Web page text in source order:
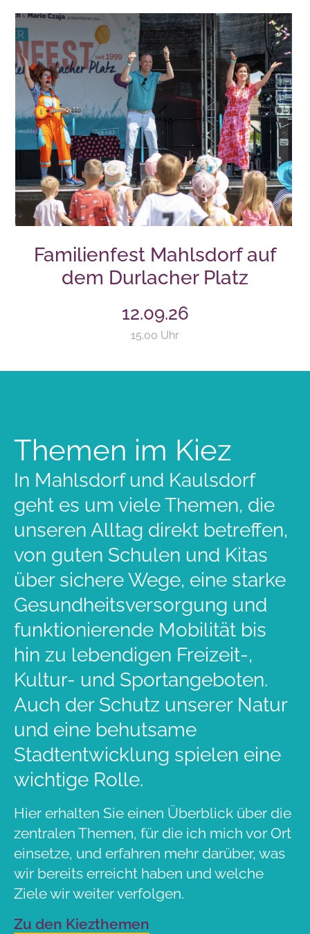
Familienfest Mahlsdorf auf
dem Durlacher Platz
12.09.26
15.00 Uhr
Themen im Kiez
In Mahlsdorf und Kaulsdorf
geht es um viele Themen, die
unseren Alltag direkt betreffen,
von guten Schulen und Kitas
über sichere Wege, eine starke
Gesundheitsversorgung und
funktionierende Mobilität bis
hin zu lebendigen Freizeit-,
Kultur- und Sportangeboten.
Auch der Schutz unserer Natur
und eine behutsame
Stadtentwicklung spielen eine
wichtige Rolle.
Hier erhalten Sie einen Überblick über die
zentralen Themen, für die ich mich vor Ort
einsetze, und erfahren mehr darüber, was
wir bereits erreicht haben und welche
Ziele wir weiter verfolgen.
Zu den Kiezthemen